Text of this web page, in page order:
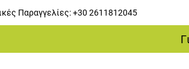
Παραγγελίες:+30 2611812045